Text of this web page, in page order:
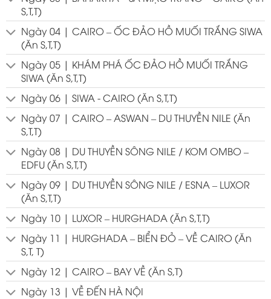
S,T,T)
Ngày 04 | CAIRO – ỐC ĐẢO HỒ MUỐI TRẮNG SIWA
(Ăn S,T,T)
Ngày 05 | KHÁM PHÁ ỐC ĐẢO HỒ MUỐI TRẮNG
SIWA (Ăn S,T,T)
Ngày 06 | SIWA - CAIRO (Ăn S,T,T)
Ngày 07 | CAIRO – ASWAN – DU THUYỀN NILE (Ăn
S,T,T)
Ngày 08 | DU THUYỀN SÔNG NILE / KOM OMBO –
EDFU (Ăn S,T,T)
Ngày 09 | DU THUYỀN SÔNG NILE / ESNA – LUXOR
(Ăn S,T,T)
Ngày 10 | LUXOR – HURGHADA (Ăn S,T,T)
Ngày 11 | HURGHADA – BIỂN ĐỎ – VỀ CAIRO (Ăn
S,T, T)
Ngày 12 | CAIRO – BAY VỀ (Ăn S,T)
Ngày 13 | VỀ ĐẾN HÀ NỘI